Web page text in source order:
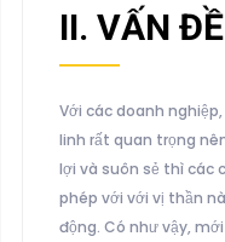
II. VẤN
Với các doanh
linh rất quan trọng
lợi và suôn sẻ thì các
phép với với vị thần
động. Có như vậy,